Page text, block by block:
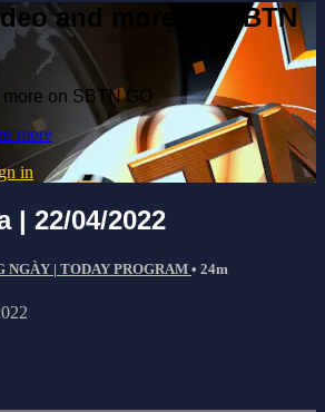
and more on SBTN
on SBTN GO
more
in
| 22/04/2022
NGÀY | TODAY PROGRAM • 24m